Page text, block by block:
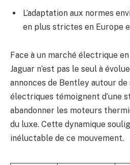
L’adaptation aux normes
en plus strictes en Europe
Face à un marché électrique
Jaguar n’est pas le seul à
annonces de Bentley autour
électriques témoignent d’une
abandonner les moteurs
du luxe. Cette dynamique
inéluctable de ce mouvement.